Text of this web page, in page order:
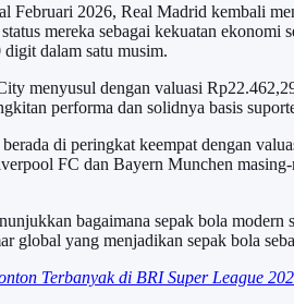
Februari 2026, Real Madrid kembali
mereka sebagai kekuatan
digit dalam satu musim.
menyusul dengan valuasi
performa dan solidnya basis
di peringkat keempat dengan
FC dan Bayern Munchen
bagaimana sepak bola
global yang menjadikan sepak bola
Terbanyak di BRI Super League